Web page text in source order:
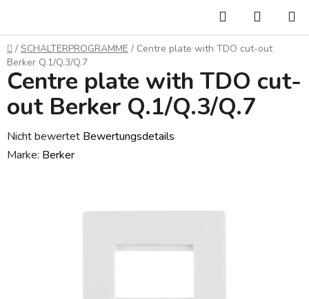
springen
Suchen
Startseite
/ SCHALTERPROGRAMME / Centre plate with TDO cut-out
Berker Q.1/Q.3/Q.7
Centre plate with TDO cut-
out Berker Q.1/Q.3/Q.7
Die
durchschnittliche
Nicht bewertet Bewertungsdetails
Marke: Berker